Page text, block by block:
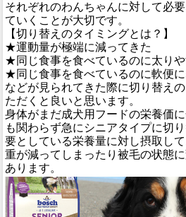
それぞれのわんちゃんに対して必
ていくことが大切です。
【切り替えのタイミングとは？】
★運動量が極端に減ってきた
★同じ食事を食べているのに太り
★同じ食事を食べているのに軟便に
などが見られてきた際に切り替え
ただくと良いと思います。
身体がまだ成犬用フードの栄養価
も関わらず急にシニアタイプに切
要としている栄養量に対し摂取し
重が減ってしまったり被毛の状態
あります。